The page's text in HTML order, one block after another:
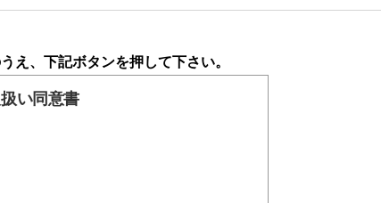
え、下記ボタンを押して下さい。
い同意書